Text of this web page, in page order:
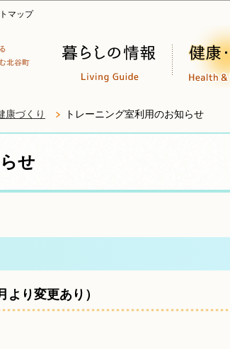
マップ
康づくり トレーニング室利用のお知らせ
せ
より変更あり）